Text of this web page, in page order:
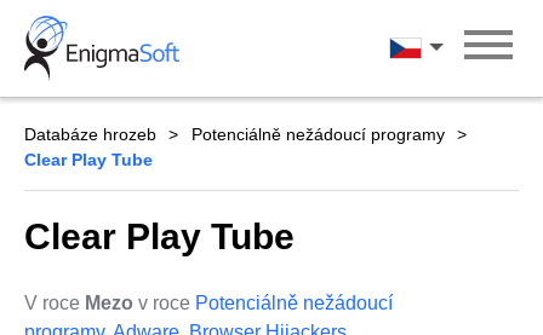
Skip
content
Čeština
Databáze hrozeb
Potenciálně nežádoucí programy
Clear Play Tube
Clear Play Tube
V roce Mezo v roce Potenciálně nežádoucí